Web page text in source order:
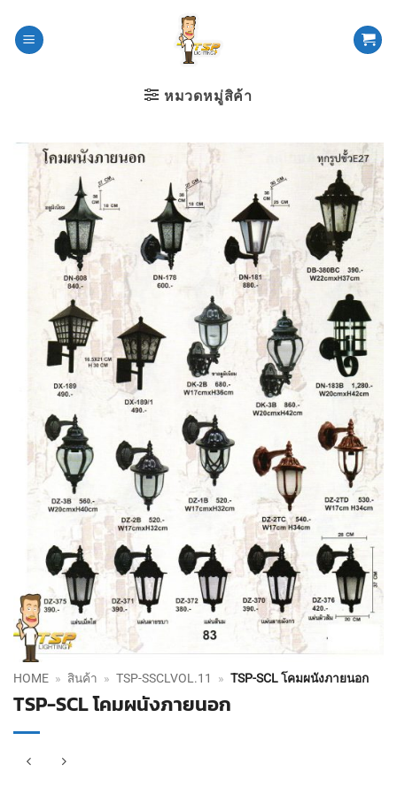
หมวดหมู่สิค้า
HOME » สินค้า » TSP-SSCLVOL.11 » TSP-SCL โคมผนังภายนอก
TSP-SCL โคมผนังภายนอก